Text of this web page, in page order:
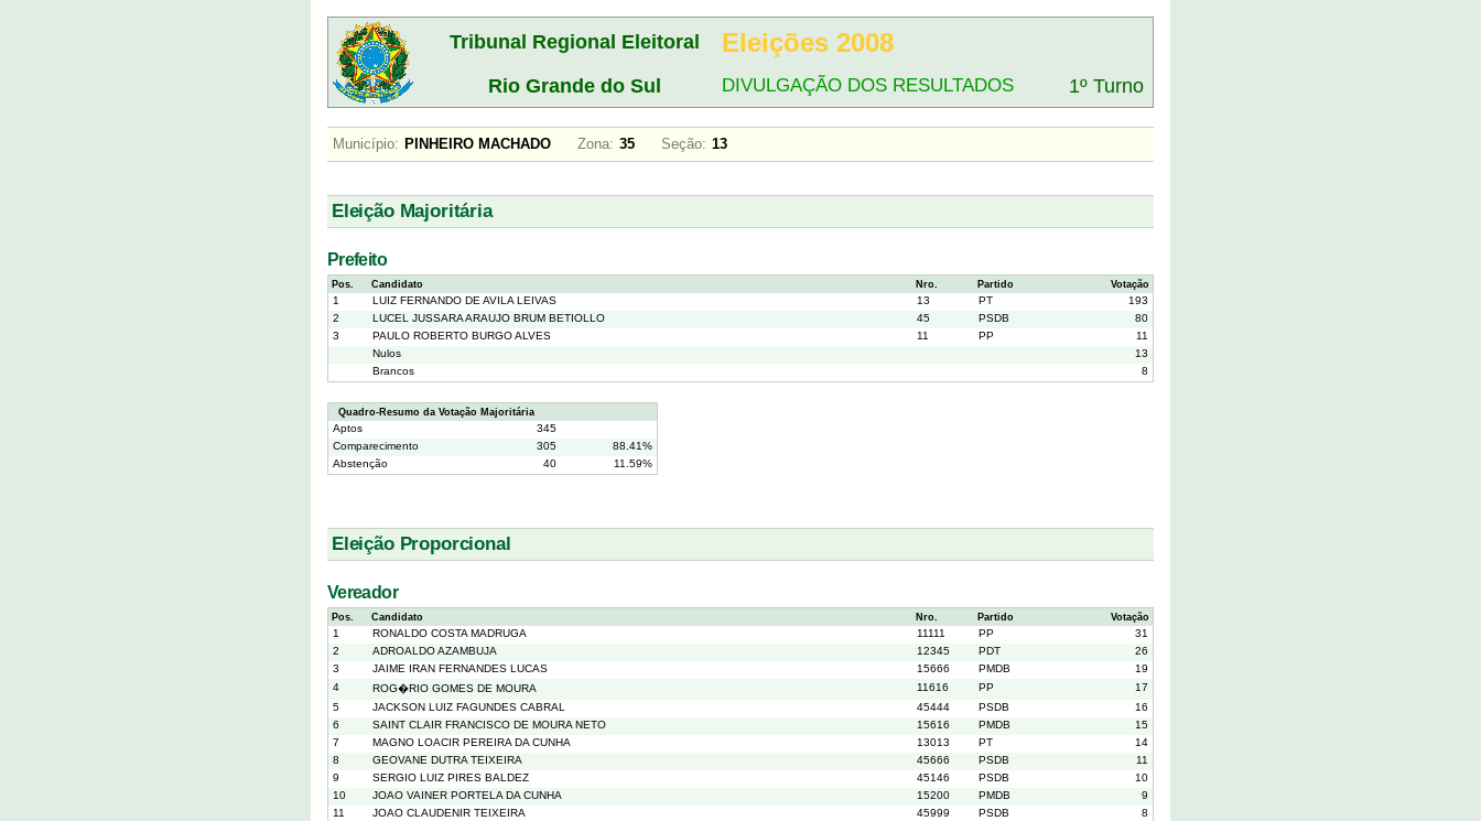
Tribunal Regional Eleitoral Eleições 2008
Rio Grande do Sul DIVULGAÇÃO DOS RESULTADOS 1º Turno
Município: PINHEIRO MACHADO Zona: 35 Seção: 13
Eleição Majoritária
Prefeito
Pos. Candidato Nro. Partido Votação
1 LUIZ FERNANDO DE AVILA LEIVAS 13 PT
193
2
LUCEL JUSSARA ARAUJO BRUM BETIOLLO 45 PSDB
80
3
PAULO ROBERTO BURGO ALVES 11 PP
11
Nulos
13
Brancos
8
Quadro-Resumo da Votação Majoritária
Aptos
345
Comparecimento
305
88.41%
Abstenção
40 11.59%
Eleição Proporcional
Vereador
Pos. Candidato Nro. Partido Votação
1 RONALDO COSTA MADRUGA 11111 PP
31
2
ADROALDO AZAMBUJA 12345 PDT
26
3
JAIME IRAN FERNANDES LUCAS 15666 PMDB
19
4
ROG�RIO GOMES DE MOURA 11616 PP
17
5
JACKSON LUIZ FAGUNDES CABRAL 45444 PSDB
16
6
SAINT CLAIR FRANCISCO DE MOURA NETO 15616 PMDB
15
7
MAGNO LOACIR PEREIRA DA CUNHA 13013 PT
14
8
GEOVANE DUTRA TEIXEIRA 45666 PSDB
11
9
SERGIO LUIZ PIRES BALDEZ 45146 PSDB
10
10
JOAO VAINER PORTELA DA CUNHA 15200 PMDB
9
11
JOAO CLAUDENIR TEIXEIRA 45999 PSDB
8